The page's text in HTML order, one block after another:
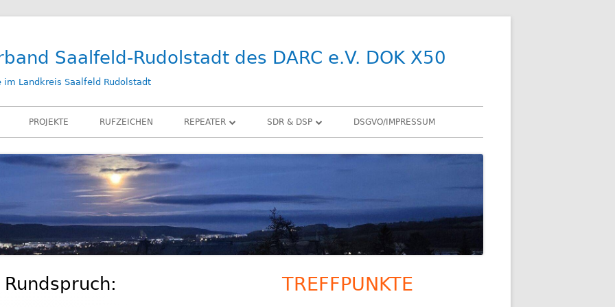
Saalfeld-Rudolstadt des DARC e.V. DOK X50
im Landkreis Saalfeld Rudolstadt
PROJEKTE RUFZEICHEN REPEATER
DB0SLF / TEST
SDR & DSP
LAN-IQ SDR
BELKA DX
DSGVO/IMPRESSUM
Haupt-
TREFFPUNKTE